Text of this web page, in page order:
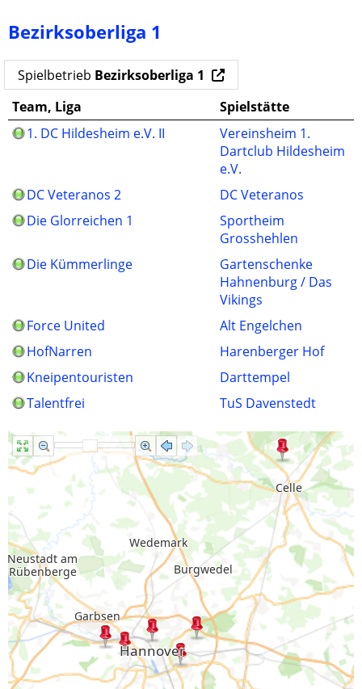
Bezirksoberliga 1
Spielbetrieb Bezirksoberliga 1
Team, Liga
Spielstätte
1. DC Hildesheim e.V. II
Vereinsheim 1.
Dartclub Hildesheim
e.V.
DC Veteranos 2
DC Veteranos
Die Glorreichen 1
Sportheim
Grosshehlen
Die Kümmerlinge
Gartenschenke
Hahnenburg / Das
Vikings
Force United
Alt Engelchen
HofNarren
Harenberger Hof
Kneipentouristen
Darttempel
Talentfrei
TuS Davenstedt